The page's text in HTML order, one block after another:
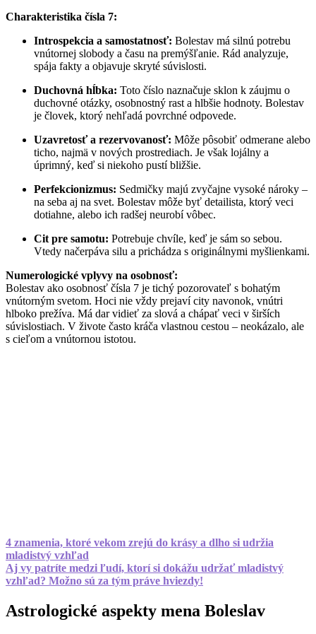
Charakteristika čísla 7:
Introspekcia a samostatnosť: Bolestav má silnú potrebu
vnútornej slobody a času na premýšľanie. Rád analyzuje,
spája fakty a objavuje skryté súvislosti.
Duchovná hĺbka: Toto číslo naznačuje sklon k záujmu o
duchovné otázky, osobnostný rast a hlbšie hodnoty. Bolestav
je človek, ktorý nehľadá povrchné odpovede.
Uzavretosť a rezervovanosť: Môže pôsobiť odmerane alebo
ticho, najmä v nových prostrediach. Je však lojálny a
úprimný, keď si niekoho pustí bližšie.
Perfekcionizmus: Sedmičky majú zvyčajne vysoké nároky –
na seba aj na svet. Bolestav môže byť detailista, ktorý veci
dotiahne, alebo ich radšej neurobí vôbec.
Cit pre samotu: Potrebuje chvíle, keď je sám so sebou.
Vtedy načerpáva silu a prichádza s originálnymi myšlienkami.
Numerologické vplyvy na osobnosť:
Bolestav ako osobnosť čísla 7 je tichý pozorovateľ s bohatým
vnútorným svetom. Hoci nie vždy prejaví city navonok, vnútri
hlboko prežíva. Má dar vidieť za slová a chápať veci v širších
súvislostiach. V živote často kráča vlastnou cestou – neokázalo, ale
s cieľom a vnútornou istotou.
4 znamenia, ktoré vekom zrejú do krásy a dlho si udržia
mladistvý vzhľad
Aj vy patríte medzi ľudí, ktorí si dokážu udržať mladistvý
vzhľad? Možno sú za tým práve hviezdy!
Astrologické aspekty mena Boleslav